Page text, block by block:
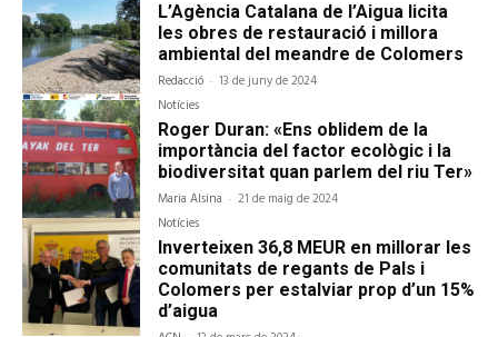
L’Agència Catalana de l’Aigua licita
les obres de restauració i millora
ambiental del meandre de Colomers
Redacció - 13 de juny de 2024
Notícies
Roger Duran: «Ens oblidem de la
importància del factor ecològic i la
biodiversitat quan parlem del riu Ter»
Maria Alsina - 21 de maig de 2024
Notícies
Inverteixen 36,8 MEUR en millorar les
comunitats de regants de Pals i
Colomers per estalviar prop d’un 15%
d’aigua